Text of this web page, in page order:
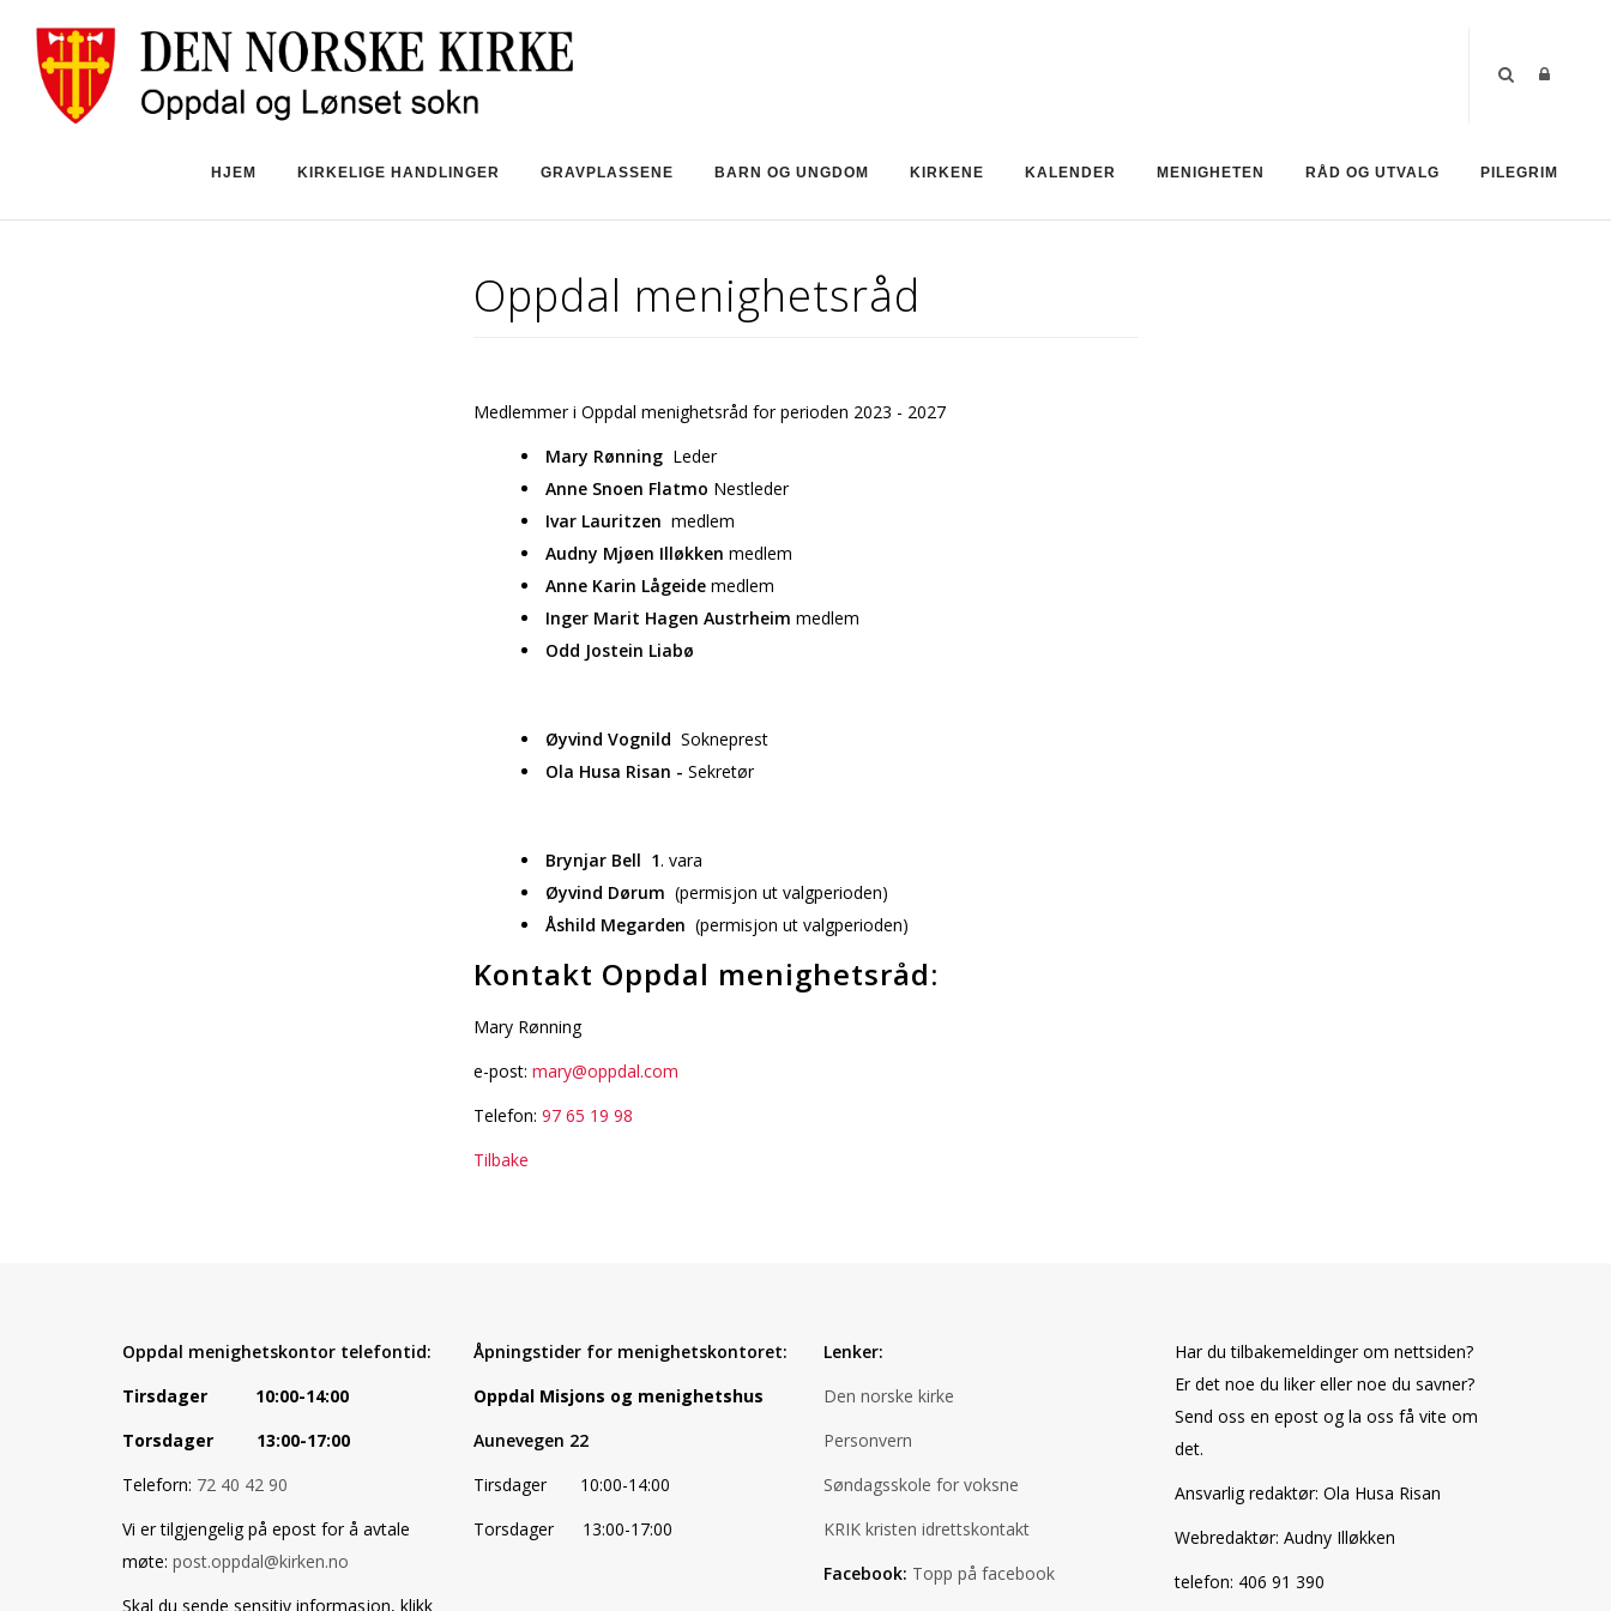
HJEM KIRKELIGE HANDLINGER GRAVPLASSENE BARN OG UNGDOM KIRKENE KALENDER MENIGHETEN RÅD OG UTVALG PILEGRIM
Oppdal menighetsråd
Medlemmer i Oppdal menighetsråd for perioden 2023 - 2027
Mary Rønning Leder
Anne Snoen Flatmo Nestleder
Ivar Lauritzen medlem
Audny Mjøen Illøkken medlem
Anne Karin Lågeide medlem
Inger Marit Hagen Austrheim medlem
Odd Jostein Liabø
Øyvind Vognild Sokneprest
Ola Husa Risan - Sekretør
Brynjar Bell 1. vara
Øyvind Dørum (permisjon ut valgperioden)
Åshild Megarden (permisjon ut valgperioden)
Kontakt Oppdal menighetsråd:
Mary Rønning
e-post: mary@oppdal.com
Telefon: 97 65 19 98
Tilbake
Oppdal menighetskontor telefontid:
Tirsdager 10:00-14:00
Torsdager 13:00-17:00
Teleforn: 72 40 42 90
Vi er tilgjengelig på epost for å avtale
møte: post.oppdal@kirken.no
Skal du sende sensitiv informasjon, klikk
Åpningstider for menighetskontoret:
Oppdal Misjons og menighetshus
Aunevegen 22
Tirsdager 10:00-14:00
Torsdager 13:00-17:00
Lenker:
Den norske kirke
Personvern
Søndagsskole for voksne
KRIK kristen idrettskontakt
Facebook: Topp på facebook
Har du tilbakemeldinger om nettsiden?
Er det noe du liker eller noe du savner?
Send oss en epost og la oss få vite om
det.
Ansvarlig redaktør: Ola Husa Risan
Webredaktør: Audny Illøkken
telefon: 406 91 390